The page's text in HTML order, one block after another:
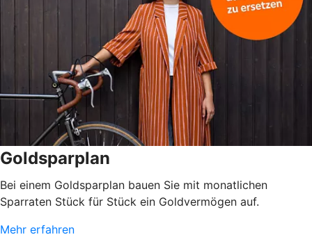
Goldsparplan
Bei einem Goldsparplan bauen Sie mit monatlichen
Sparraten Stück für Stück ein Goldvermögen auf.
Mehr erfahren